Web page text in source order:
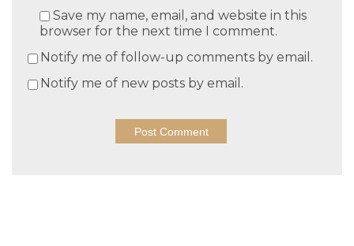
Save my name, email, and website in this
browser for the next time I comment.
Notify me of follow-up comments by email.
Notify me of new posts by email.